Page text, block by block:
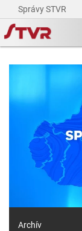
Správy STVR
Archív